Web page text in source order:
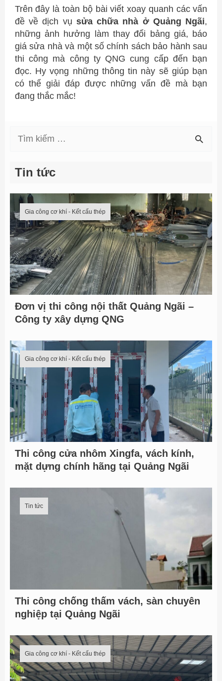
Trên đây là toàn bộ bài viết xoay quanh các vấn
đề về dịch vụ sửa chữa nhà ở Quảng Ngãi,
những ảnh hưởng làm thay đổi bảng giá, báo
giá sửa nhà và một số chính sách bảo hành sau
thi công mà công ty QNG cung cấp đến bạn
đọc. Hy vọng những thông tin này sẽ giúp bạn
có thể giải đáp được những vấn đề mà bạn
đang thắc mắc!
r
c
h
f
o
r
Tin tức
Gia công cơ khí - Kết cấu thép
Đơn vị thi công nội thất Quảng Ngãi –
Công ty xây dựng QNG
Gia công cơ khí - Kết cấu thép
Thi công cửa nhôm Xingfa, vách kính,
mặt dựng chính hãng tại Quảng Ngãi
Tin tức
Thi công chống thấm vách, sàn chuyên
nghiệp tại Quảng Ngãi
Gia công cơ khí - Kết cấu thép